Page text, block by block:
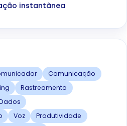
instantânea
Comunicação
Rastreamento
Voz
Produtividade